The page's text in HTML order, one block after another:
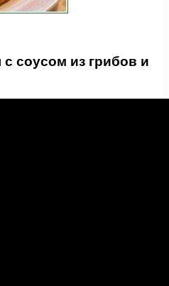
соусом из грибов и